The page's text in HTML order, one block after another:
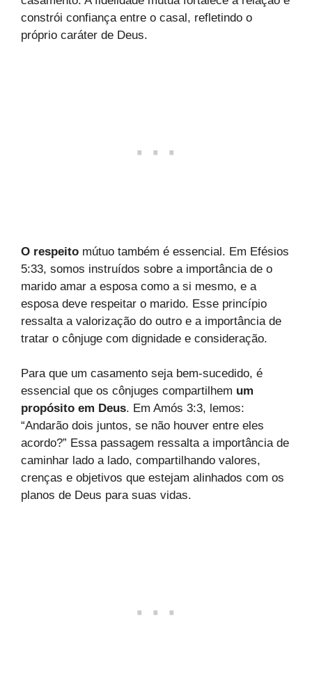
constrói confiança entre o casal, refletindo o
próprio caráter de Deus.
O respeito mútuo também é essencial. Em Efésios
5:33, somos instruídos sobre a importância de o
marido amar a esposa como a si mesmo, e a
esposa deve respeitar o marido. Esse princípio
ressalta a valorização do outro e a importância de
tratar o cônjuge com dignidade e consideração.
Para que um casamento seja bem-sucedido, é
essencial que os cônjuges compartilhem um
propósito em Deus. Em Amós 3:3, lemos:
“Andarão dois juntos, se não houver entre eles
acordo?” Essa passagem ressalta a importância de
caminhar lado a lado, compartilhando valores,
crenças e objetivos que estejam alinhados com os
planos de Deus para suas vidas.